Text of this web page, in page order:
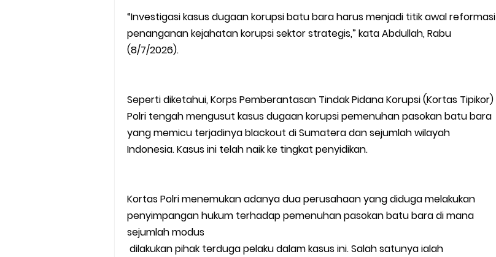
“Investigasi kasus dugaan korupsi batu bara harus menjadi titik awal reformasi
penanganan kejahatan korupsi sektor strategis,” kata Abdullah, Rabu
(8/7/2026).
Seperti diketahui, Korps Pemberantasan Tindak Pidana Korupsi (Kortas Tipikor)
Polri tengah mengusut kasus dugaan korupsi pemenuhan pasokan batu bara
yang memicu terjadinya blackout di Sumatera dan sejumlah wilayah
Indonesia. Kasus ini telah naik ke tingkat penyidikan.
Kortas Polri menemukan adanya dua perusahaan yang diduga melakukan
penyimpangan hukum terhadap pemenuhan pasokan batu bara di mana
sejumlah modus
dilakukan pihak terduga pelaku dalam kasus ini. Salah satunya ialah